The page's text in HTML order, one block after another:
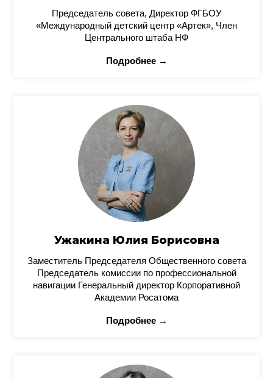
Председатель совета, Директор ФГБОУ
«Международный детский центр «Артек», Член
Центрального штаба НФ
Подробнее →
Ужакина Юлия Борисовна
Заместитель Председателя Общественного совета
Председатель комиссии по профессиональной
навигации Генеральный директор Корпоративной
Академии Росатома
Подробнее →